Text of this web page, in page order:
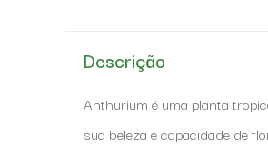
Descrição
Anthurium é uma planta
sua beleza e capacidade de